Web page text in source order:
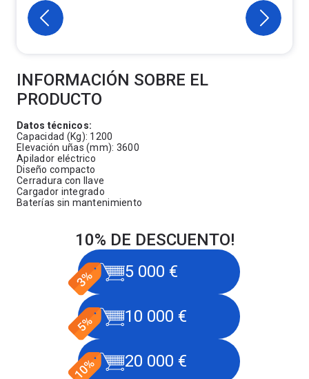
INFORMACIÓN SOBRE EL
PRODUCTO
Datos técnicos:
Capacidad (Kg): 1200
Elevación uñas (mm): 3600
Apilador eléctrico
Diseño compacto
Cerradura con llave
Cargador integrado
Baterías sin mantenimiento
10% DE DESCUENTO!
5 000 €
10 000 €
20 000 €